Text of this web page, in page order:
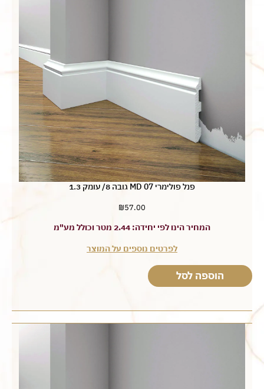
פנל פולימרי MD 07 גובה 8/ עומק 1.3
₪57.00
המחיר הינו לפי יחידה: 2.44 מטר וכולל מע"מ
לפרטים נוספים על המוצר
הוספה לסל